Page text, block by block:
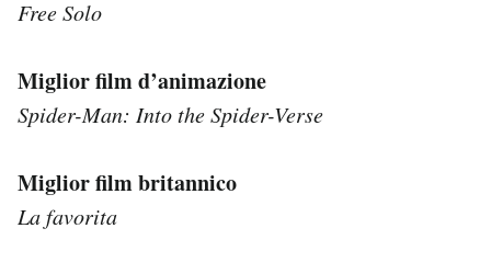
Free Solo
Miglior film d’animazione
Spider-Man: Into the Spider-Verse
Miglior film britannico
La favorita